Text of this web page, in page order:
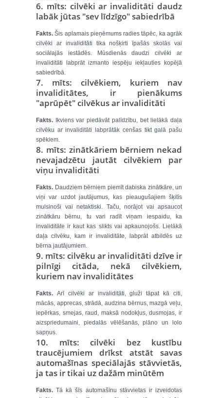
6. mīts: cilvēki ar invaliditāti daudz
labāk jūtas "sev līdzīgo" sabiedrībā
Fakts. Šis aplamais pieņēmums radies tāpēc, ka agrāk
cilvēki ar invaliditāti tika nošķirti īpašās skolās vai
sociālajās iestādēs. Mūsdienās daudzi cilvēki ar
invaliditāti labprāt izmanto iespēju iekļauties kopējā
sabiedrībā.
7. mīts: cilvēkiem, kuriem nav
invaliditātes, ir pienākums
"aprūpēt" cilvēkus ar invaliditāti
Fakts. Ikviens var piedāvāt palīdzību, bet lielākā daļa
cilvēku ar invaliditāti labprātāk cenšas tikt galā pašu
spēkiem.
8. mīts: zinātkāriem bērniem nekad
nevajadzētu jautāt cilvēkiem par
viņu invaliditāti
Fakts. Daudziem bērniem piemīt dabiska zinātkāre, un
viņi var uzdot jautājumus, kas pieaugušajiem šķitīs
mulsinoši vai netaktiski. Taču, norājot vai apsaucot
zinātkāru bērnu, tu vari radīt viņam iespaidu, ka
invaliditāte ir kaut kas slikts vai apkaunojošs. Lielākā
daļa cilvēku, kam ir invaliditāte, labprāt atbildēs uz
bērna jautājumiem.
9. mīts: cilvēku ar invaliditāti dzīve ir
pilnīgi citāda, nekā cilvēkiem,
kuriem nav invaliditātes
Fakts. Arī cilvēki ar invaliditāti, gluži tāpat kā citi,
mācās, apprecas, strādā, audzina bērnus, mazgā veļu,
iepērkas, smejas, raud, maksā nodokļus, dusmojas, ir
aizspriedumaini, piedalās vēlēšanās, plāno un lolo
sapņus.
10. mīts: cilvēki bez kustību
traucējumiem drīkst atstāt savas
automašīnas speciālajās stāvvietās,
ja tas ir tikai uz dažām minūtēm
Fakts. Tā kā šīs automašīnu stāvvietas ir izveidotas